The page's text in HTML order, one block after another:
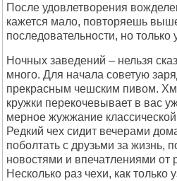
После удовлетворения
кажется мало, повторяешь
последовательности, но только
Ночных заведений – нельзя
много. Для начала советую
прекрасным чешским пивом.
кружки перекочевывает в вас
мерное жужжание
Редкий чех сидит вечерами
поболтать с друзьми за жизнь,
новостями и впечатлениями от
Несколько раз чехи, как только